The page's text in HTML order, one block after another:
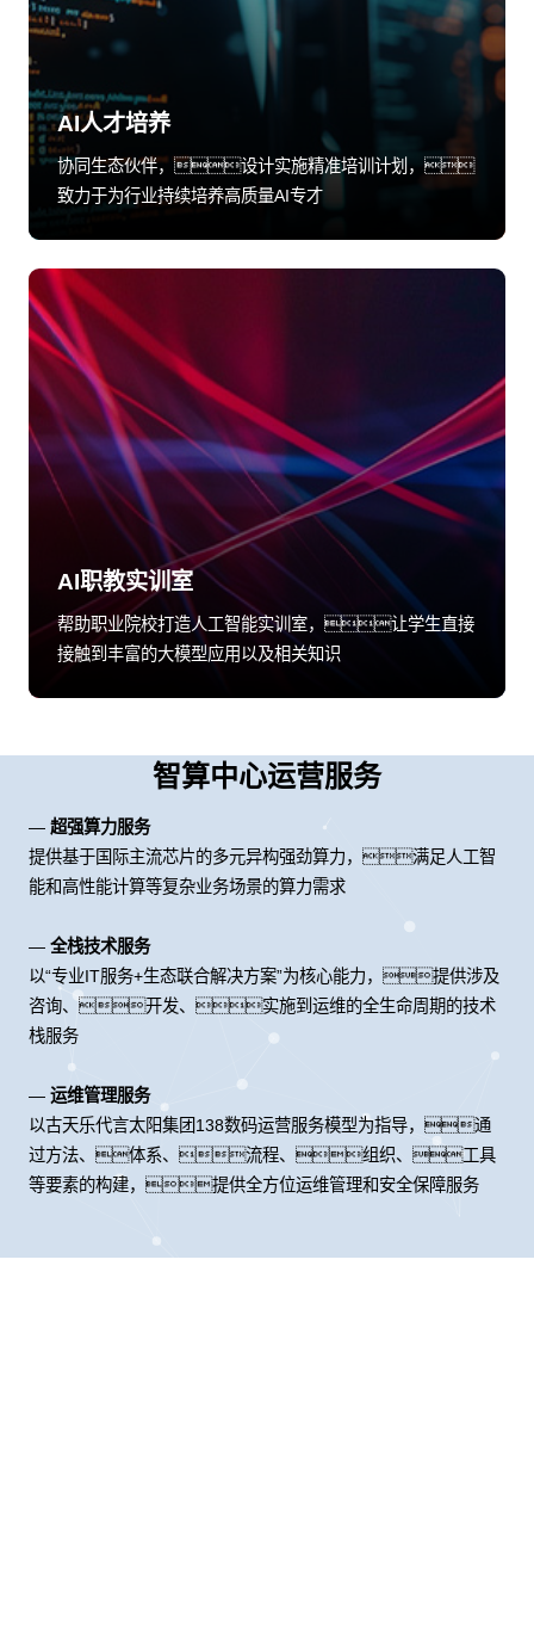
AI人才培养
协同生态伙伴，设计实施精准培训计划，
致力于为行业持续培养高质量AI专才
AI职教实训室
帮助职业院校打造人工智能实训室，让学生直接
接触到丰富的大模型应用以及相关知识
智算中心运营服务
— 超强算力服务
提供基于国际主流芯片的多元异构强劲算力，满足人工智
能和高性能计算等复杂业务场景的算力需求
— 全栈技术服务
以“专业IT服务+生态联合解决方案”为核心能力，提供涉及
咨询、开发、实施到运维的全生命周期的技术
栈服务
— 运维管理服务
以古天乐代言太阳集团138数码运营服务模型为指导，通
过方法、体系、流程、组织、工具
等要素的构建，提供全方位运维管理和安全保障服务